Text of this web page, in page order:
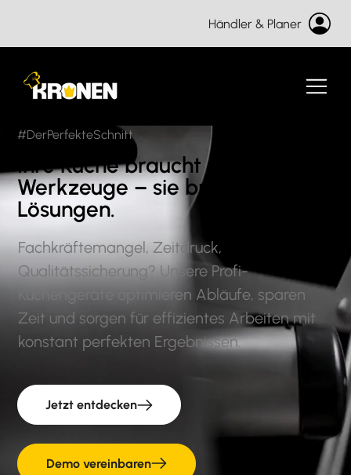
Händler & Planer
#DerPerfekteSchnitt
Ihre Küchebraucht mehr als
Werkzeuge – sie braucht
Lösungen.
Fachkräftemangel, Zeitdruck,
Qualitätssicherung? Unsere Profi-
Küchengeräte optimieren Abläufe, sparen
Zeit und sorgen für effizientes Arbeiten mit
konstant perfekten Ergebnissen.
Jetzt entdecken
Demo vereinbaren